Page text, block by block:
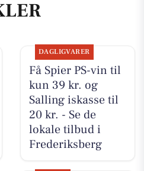
DAGLIGVARER
Få Spier PS-vin til
kun 39 kr. og
Salling iskasse til
20 kr. - Se de
lokale tilbud i
Frederiksberg